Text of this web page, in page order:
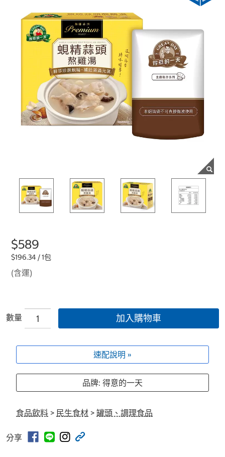
$589
$196.34 / 1包
(含運)
數量 加入購物車
速配說明 »
品牌: 得意的一天
食品飲料 > 民生食材 > 罐頭、調理食品
分享